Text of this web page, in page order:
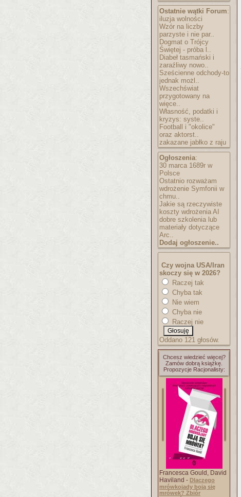
Ostatnie wątki Forum:
iluzja wolności
Wzór na liczby
parzyste i nie par..
Dogmat o Trójcy
Świętej - próba l..
Diabeł tasmański i
zaraźliwy nowo..
Sześcienne odchody-to
jednak możl..
Wszechświat
przygotowany na
więce..
Własność, podatki i
kryzys: syste..
Football i "okolice"
oraz aktorst..
zakazane jabłko z raju
Ogłoszenia:
30 marca 1689r w
Polsce
Ostatnio rozważam
wdrożenie Symfonii w
chmu..
Jakie są rzeczywiste
koszty wdrożenia AI
dobre szkolenia lub
materiały dotyczące
Arc..
Dodaj ogłoszenie..
Czy wojna USA/Iran
skoczy się w 2026?
Raczej tak
Chyba tak
Nie wiem
Chyba nie
Raczej nie
Oddano 121 głosów.
Chcesz wiedzieć więcej?
Zamów dobrą książkę.
Propozycje Racjonalisty:
Francesca Gould, David
Haviland - Dlaczego
mrówkojady boją się
mrówek? Zbiór